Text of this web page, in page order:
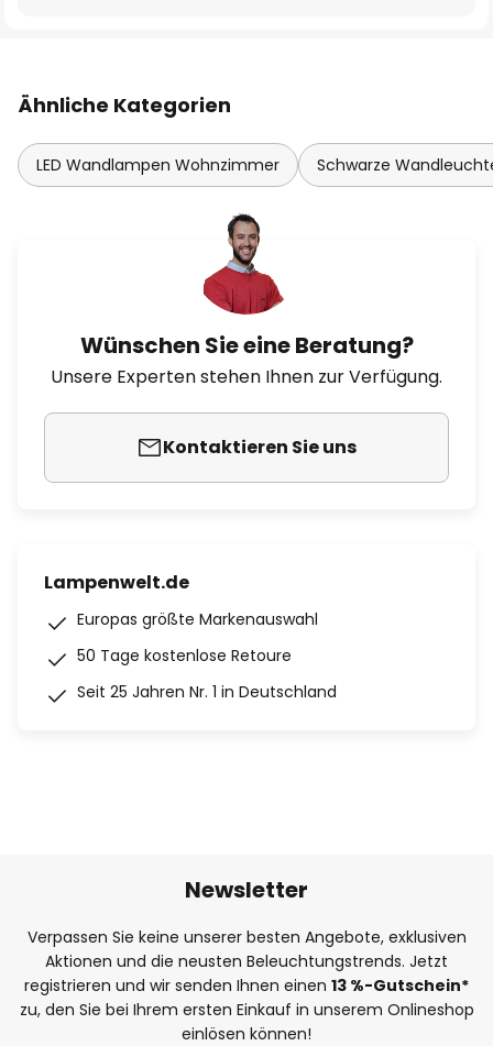
Ähnliche Kategorien
LED Wandlampen Wohnzimmer Schwarze
Wünschen Sie eine Beratung?
Unsere Experten stehen Ihnen zur Verfügung.
Kontaktieren Sie uns
Lampenwelt.de
Europas größte Markenauswahl
50 Tage kostenlose Retoure
Seit 25 Jahren Nr. 1 in Deutschland
Newsletter
Verpassen Sie keine unserer besten Angebote, exklusiven
Aktionen und die neusten Beleuchtungstrends. Jetzt
registrieren und wir senden Ihnen einen 13 %-Gutschein*
zu, den Sie bei Ihrem ersten Einkauf in unserem Onlineshop
einlösen können!